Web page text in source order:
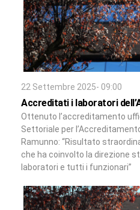
22 Settembre 2025- 09:00
Accreditati i laboratori
Ottenuto l’accreditamento
Settoriale per
Ramunno: “Risultato
che ha coinvolto la direzione
laboratori e tutti i funzionari”